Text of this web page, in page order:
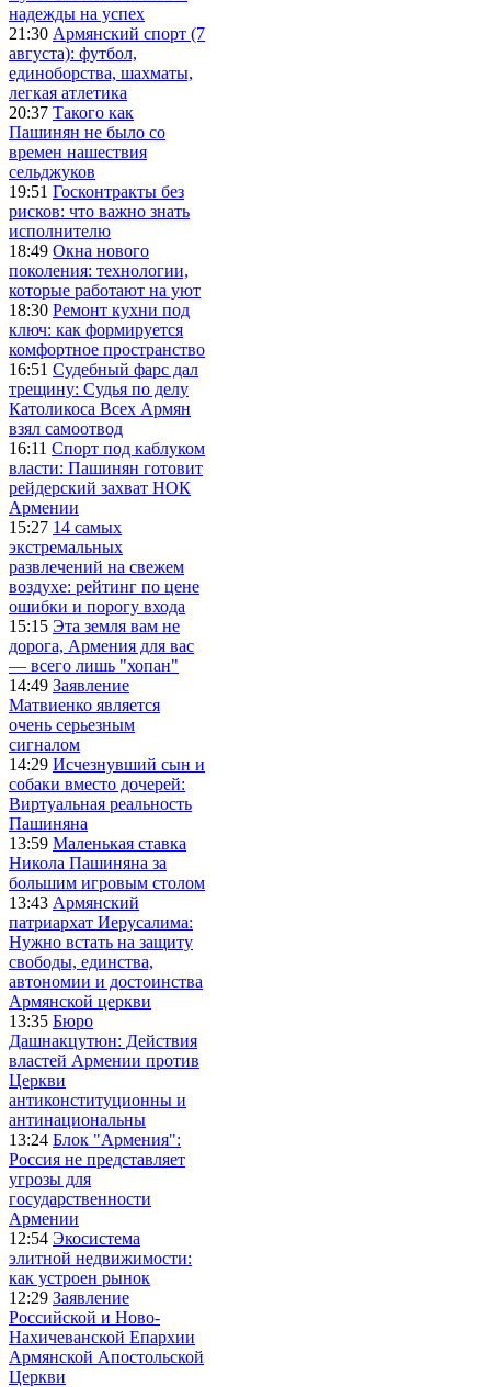
надежды на успех
21:30 Армянский спорт (7
августа): футбол,
единоборства, шахматы,
легкая атлетика
20:37 Такого как
Пашинян не было со
времен нашествия
сельджуков
19:51 Госконтракты без
рисков: что важно знать
исполнителю
18:49 Окна нового
поколения: технологии,
которые работают на уют
18:30 Ремонт кухни под
ключ: как формируется
комфортное пространство
16:51 Судебный фарс дал
трещину: Судья по делу
Католикоса Всех Армян
взял самоотвод
16:11 Спорт под каблуком
власти: Пашинян готовит
рейдерский захват НОК
Армении
15:27 14 самых
экстремальных
развлечений на свежем
воздухе: рейтинг по цене
ошибки и порогу входа
15:15 Эта земля вам не
дорога, Армения для вас
— всего лишь "хопан"
14:49 Заявление
Матвиенко является
очень серьезным
сигналом
14:29 Исчезнувший сын и
собаки вместо дочерей:
Виртуальная реальность
Пашиняна
13:59 Маленькая ставка
Никола Пашиняна за
большим игровым столом
13:43 Армянский
патриархат Иерусалима:
Нужно встать на защиту
свободы, единства,
автономии и достоинства
Армянской церкви
13:35 Бюро
Дашнакцутюн: Действия
властей Армении против
Церкви
антиконституционны и
антинациональны
13:24 Блок "Армения":
Россия не представляет
угрозы для
государственности
Армении
12:54 Экосистема
элитной недвижимости:
как устроен рынок
12:29 Заявление
Российской и Ново-
Нахичеванской Епархии
Армянской Апостольской
Церкви